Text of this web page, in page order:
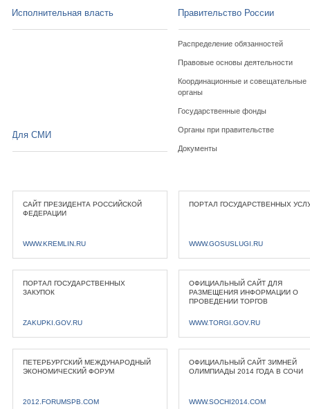
Исполнительная власть Правительство России
Распределение обязанностей
Правовые основы деятельности
Координационные и совещательные
органы
Государственные фонды
Органы при правительстве
Документы
Для СМИ
САЙТ ПРЕЗИДЕНТА РОССИЙСКОЙ
ФЕДЕРАЦИИ
WWW.KREMLIN.RU
ПОРТАЛ ГОСУДАРСТВЕННЫХ
WWW.GOSUSLUGI.RU
ПОРТАЛ ГОСУДАРСТВЕННЫХ
ЗАКУПОК
ZAKUPKI.GOV.RU
ОФИЦИАЛЬНЫЙ САЙТ ДЛЯ
РАЗМЕЩЕНИЯ ИНФОРМАЦИИ О
ПРОВЕДЕНИИ ТОРГОВ
WWW.TORGI.GOV.RU
ПЕТЕРБУРГСКИЙ МЕЖДУНАРОДНЫЙ
ЭКОНОМИЧЕСКИЙ ФОРУМ
2012.FORUMSPB.COM
ОФИЦИАЛЬНЫЙ САЙТ ЗИМНЕЙ
ОЛИМПИАДЫ 2014 ГОДА В СОЧИ
WWW.SOCHI2014.COM